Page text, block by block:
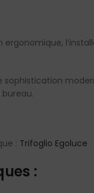
ergonomique,
: Trifoglio Egoluce
: